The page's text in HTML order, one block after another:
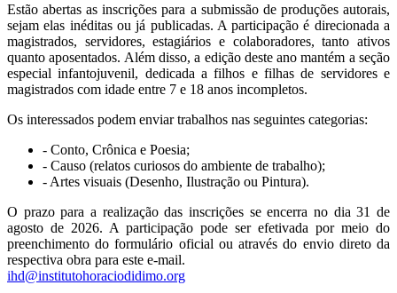
Estão abertas as inscrições para a submissão de produções autorais,
sejam elas inéditas ou já publicadas. A participação é direcionada a
magistrados, servidores, estagiários e colaboradores, tanto ativos
quanto aposentados. Além disso, a edição deste ano mantém a seção
especial infantojuvenil, dedicada a filhos e filhas de servidores e
magistrados com idade entre 7 e 18 anos incompletos.
Os interessados podem enviar trabalhos nas seguintes categorias:
- Conto, Crônica e Poesia;
- Causo (relatos curiosos do ambiente de trabalho);
- Artes visuais (Desenho, Ilustração ou Pintura).
O prazo para a realização das inscrições se encerra no dia 31 de
agosto de 2026. A participação pode ser efetivada por meio do
preenchimento do formulário oficial ou através do envio direto da
respectiva obra para este e-mail.
ihd@institutohoraciodidimo.org